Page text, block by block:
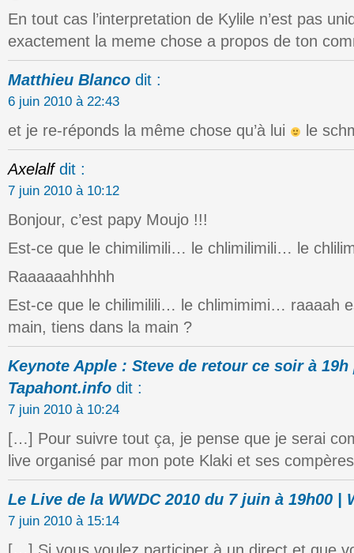
En tout cas l’interpretation de Kylile n’est pas
exactement la meme chose a propos de ton
Matthieu Blanco dit :
6 juin 2010 à 22:43
et je re-réponds la même chose qu’à lui le
Axelalf dit :
7 juin 2010 à 10:12
Bonjour, c’est papy Moujo !!!
Est-ce que le chimilimili… le chlimilimili… le
Raaaaaahhhhh
Est-ce que le chilimilili… le chlimimimi… raaaah
main, tiens dans la main ?
Keynote Apple : Steve de retour ce soir à
Tapahont.info dit :
7 juin 2010 à 10:24
[…] Pour suivre tout ça, je pense que je serai
live organisé par mon pote Klaki et ses
Le Live de la WWDC 2010 du 7 juin à 19h00 |
7 juin 2010 à 15:14